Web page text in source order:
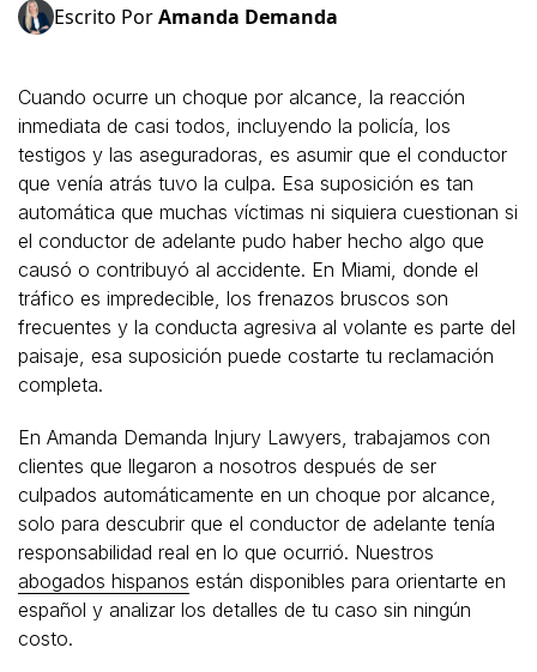
Escrito PorAmanda Demanda
Cuando ocurre un choque por alcance, la reacción
inmediata de casi todos, incluyendo la policía, los
testigos y las aseguradoras, es asumir que el conductor
que venía atrás tuvo la culpa. Esa suposición es tan
automática que muchas víctimas ni siquiera cuestionan si
el conductor de adelante pudo haber hecho algo que
causó o contribuyó al accidente. En Miami, donde el
tráfico es impredecible, los frenazos bruscos son
frecuentes y la conducta agresiva al volante es parte del
paisaje, esa suposición puede costarte tu reclamación
completa.
En Amanda Demanda Injury Lawyers, trabajamos con
clientes que llegaron a nosotros después de ser
culpados automáticamente en un choque por alcance,
solo para descubrir que el conductor de adelante tenía
responsabilidad real en lo que ocurrió. Nuestros
abogados hispanos están disponibles para orientarte en
español y analizar los detalles de tu caso sin ningún
costo.